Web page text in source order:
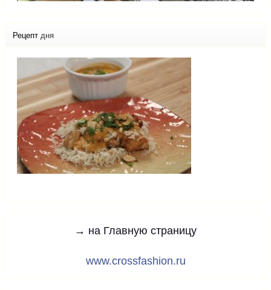
Рецепт дня
→ на Главную страницу
www.crossfashion.ru